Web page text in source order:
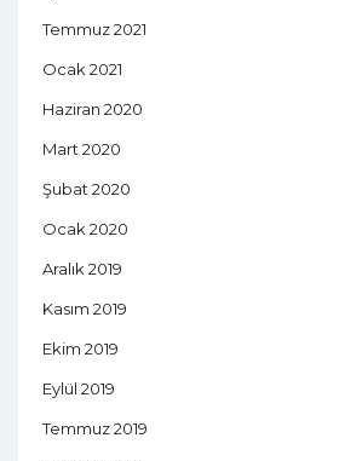
Temmuz 2021
Ocak 2021
Haziran 2020
Mart 2020
Şubat 2020
Ocak 2020
Aralık 2019
Kasım 2019
Ekim 2019
Eylül 2019
Temmuz 2019